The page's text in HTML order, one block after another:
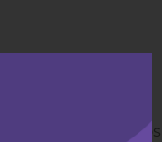
em Direitos